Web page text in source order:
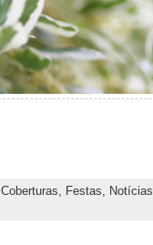
Coberturas, Festas, Notícias